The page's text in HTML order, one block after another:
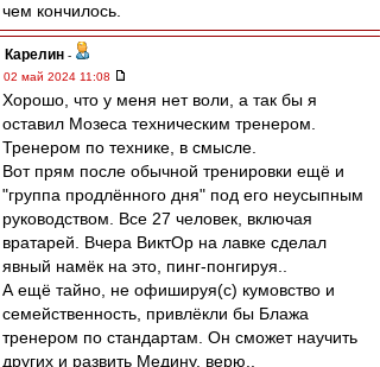
чем кончилось.
Карелин -
02 май 2024 11:08
Хорошо, что у меня нет воли, а так бы я
оставил Мозеса техническим тренером.
Тренером по технике, в смысле.
Вот прям после обычной тренировки ещё и
"группа продлённого дня" под его неусыпным
руководством. Все 27 человек, включая
вратарей. Вчера ВиктОр на лавке сделал
явный намёк на это, пинг-понгируя..
А ещё тайно, не офишируя(с) кумовство и
семейственность, привлёкли бы Блажа
тренером по стандартам. Он сможет научить
других и развить Медину, верю..